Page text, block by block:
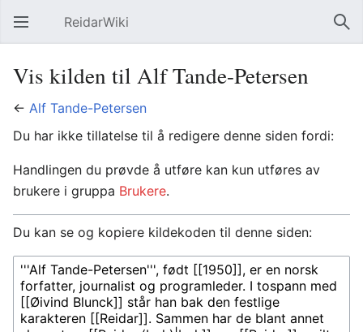
Åpne hovedmenyen ReidarWiki Søk
Vis kilden til Alf Tande-Petersen
← Alf Tande-Petersen
Du har ikke tillatelse til å redigere denne siden fordi:
Handlingen du prøvde å utføre kan kun utføres av
brukere i gruppa Brukere.
Du kan se og kopiere kildekoden til denne siden: